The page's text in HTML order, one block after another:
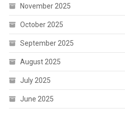
November 2025
October 2025
September 2025
August 2025
July 2025
June 2025